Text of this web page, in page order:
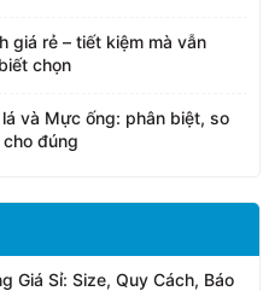
giá rẻ – tiết kiệm mà vẫn
chọn
và Mực ống: phân biệt, so
đúng
Giá Sỉ: Size, Quy Cách, Báo